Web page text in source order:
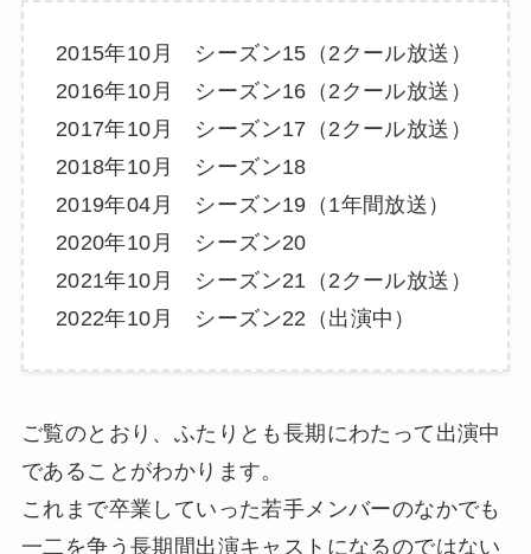
2015年10月 シーズン15（2クール放送）
2016年10月 シーズン16（2クール放送）
2017年10月 シーズン17（2クール放送）
2018年10月 シーズン18
2019年04月 シーズン19（1年間放送）
2020年10月 シーズン20
2021年10月 シーズン21（2クール放送）
2022年10月 シーズン22（出演中）
ご覧のとおり、ふたりとも長期にわたって出演中
であることがわかります。
これまで卒業していった若手メンバーのなかでも
一二を争う長期間出演キャストになるのではない